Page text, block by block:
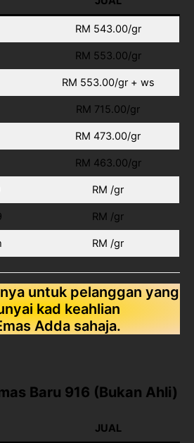
RM 543.00/gr
RM 553.00/gr
RM 553.00/gr + ws
RM 715.00/gr
RM 473.00/gr
RM 463.00/gr
RM /gr
RM /gr
RM /gr
untuk pelanggan yang
kad keahlian
Adda sahaja.
Baru 916 (Bukan Ahli)
JUAL